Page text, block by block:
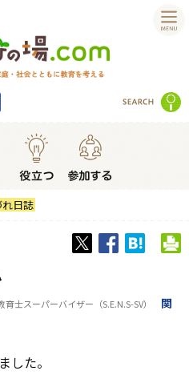
日誌
士スーパーバイザー（S.E.N.S-SV） 関
した。